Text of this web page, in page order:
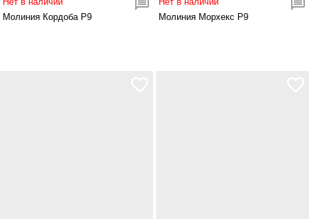
Молиния Кордоба Р9
Молиния Морхекс Р9